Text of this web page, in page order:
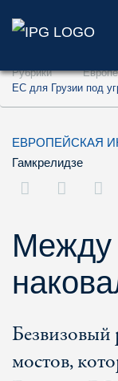
Перейти
Перейти к
Рубрики
ЕС для Грузии под
ЕВРОПЕЙСКАЯ
Гамкрелидзе
Между
мостов,